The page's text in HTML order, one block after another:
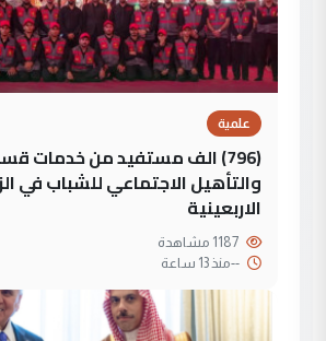
علمية
(796) الف مستفيد من خدمات
والتأهيل الاجتماعي للشباب في
الاربعينية
--منذ 13 ساعة